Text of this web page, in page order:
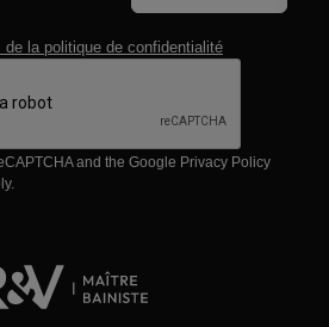
de la politique de confidentialité
and the Google Privacy Policy